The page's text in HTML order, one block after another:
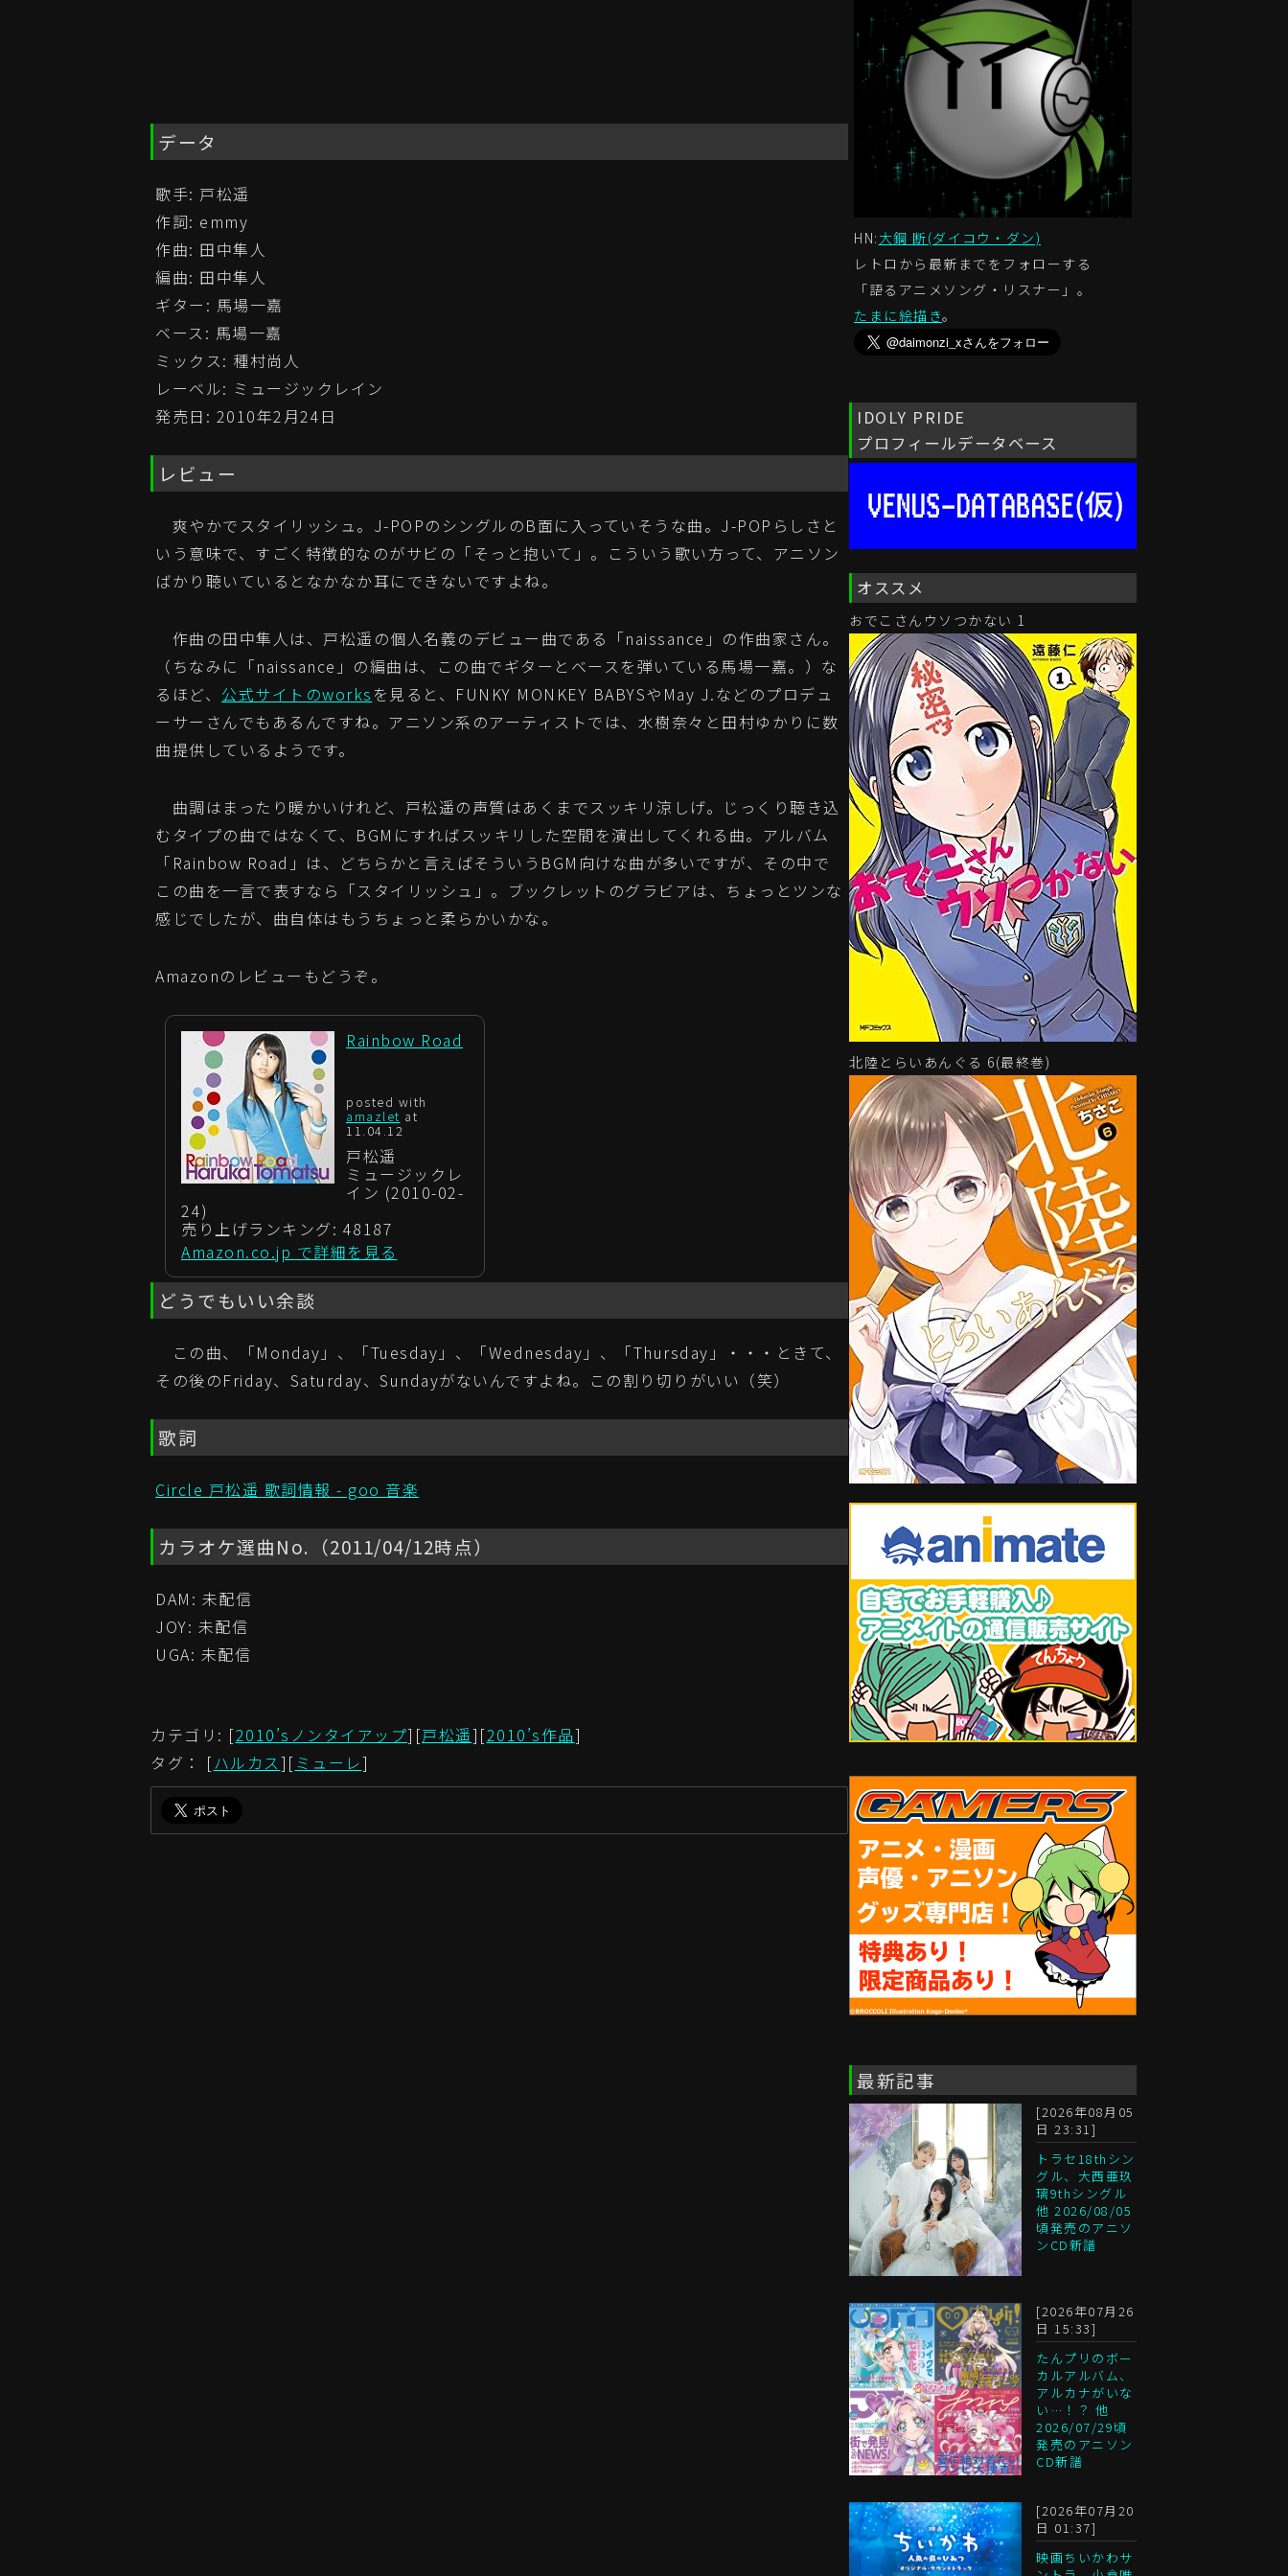
データ
歌手: 戸松遥
作詞: emmy
作曲: 田中隼人
編曲: 田中隼人
ギター: 馬場一嘉
ベース: 馬場一嘉
ミックス: 種村尚人
レーベル: ミュージックレイン
発売日: 2010年2月24日
レビュー
爽やかでスタイリッシュ。J-POPのシングルのB面に入っていそうな曲。J-POPらしさと
いう意味で、すごく特徴的なのがサビの「そっと抱いて」。こういう歌い方って、アニソン
ばかり聴いているとなかなか耳にできないですよね。
作曲の田中隼人は、戸松遥の個人名義のデビュー曲である「naissance」の作曲家さん。
（ちなみに「naissance」の編曲は、この曲でギターとベースを弾いている馬場一嘉。）な
るほど、 公式サイトのworks を見ると、FUNKY MONKEY BABYSやMay J.などのプロデュ
ーサーさんでもあるんですね。アニソン系のアーティストでは、水樹奈々と田村ゆかりに数
曲提供しているようです。
曲調はまったり暖かいけれど、戸松遥の声質はあくまでスッキリ涼しげ。じっくり聴き込
むタイプの曲ではなくて、BGMにすればスッキリした空間を演出してくれる曲。アルバム
「Rainbow Road」は、どちらかと言えばそういうBGM向けな曲が多いですが、その中で
この曲を一言で表すなら「スタイリッシュ」。ブックレットのグラビアは、ちょっとツンな
感じでしたが、曲自体はもうちょっと柔らかいかな。
Amazonのレビューもどうぞ。
Rainbow Road
posted with
amazlet at
11.04.12
戸松遥
ミュージックレ
イン (2010-02-
24)
売り上げランキング: 48187
Amazon.co.jp で詳細を見る
どうでもいい余談
この曲、「Monday」、「Tuesday」、「Wednesday」、「Thursday」・・・ときて、
その後のFriday、Saturday、Sundayがないんですよね。この割り切りがいい（笑）
歌詞
Circle 戸松遥 歌詞情報 - goo 音楽
カラオケ選曲No.（2011/04/12時点）
DAM: 未配信
JOY: 未配信
UGA: 未配信
カテゴリ: [2010’sノンタイアップ][戸松遥][2010’s作品]
タグ： [ハルカス][ミューレ]
HN: 大鋼 断(ダイコウ・ダン)
レトロから最新までをフォローする
「語るアニメソング・リスナー」。
たまに絵描き。
IDOLY PRIDE
プロフィールデータベース
オススメ
おでこさんウソつかない 1
北陸とらいあんぐる 6(最終巻)
最新記事
[2026年08月05
日 23:31]
トラセ18thシン
グル、大西亜玖
璃9thシングル
他 2026/08/05
頃発売のアニソ
ンCD新譜
[2026年07月26
日 15:33]
たんプリのボー
カルアルバム、
アルカナがいな
い…！？ 他
2026/07/29頃
発売のアニソン
CD新譜
[2026年07月20
日 01:37]
映画ちいかわサ